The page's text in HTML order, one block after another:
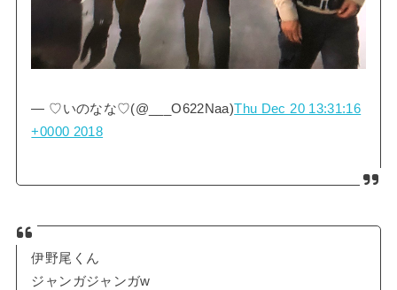
— ♡いのなな♡(@___O622Naa)Thu Dec 20 13:31:16
+0000 2018
伊野尾くん
ジャンガジャンガw